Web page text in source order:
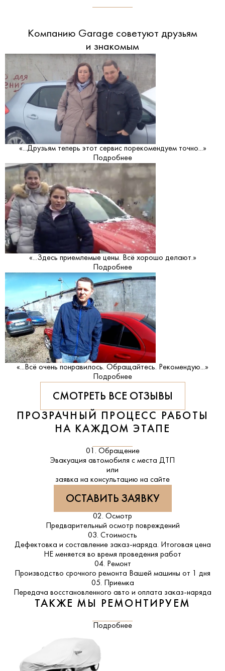
Компанию Garage советуют друзьям
и знакомым
«...Друзьям теперь этот сервис порекомендуем точно...»
Подробнее
«...Здесь приемлемые цены. Всё хорошо делают.»
Подробнее
«...Всё очень понравилось. Обращайтесь. Рекомендую...»
Подробнее
СМОТРЕТЬ ВСЕ ОТЗЫВЫ
ПРОЗРАЧНЫЙ ПРОЦЕСС РАБОТЫ
НА КАЖДОМ ЭТАПЕ
01. Обращение
Эвакуация автомобиля с места ДТП
или
заявка на консультацию на сайте
ОСТАВИТЬ ЗАЯВКУ
02. Осмотр
Предварительный осмотр повреждений
03. Стоимость
Дефектовка и составление заказ-наряда. Итоговая цена
НЕ меняется во время проведения работ
04. Ремонт
Производство срочного ремонта Вашей машины от 1 дня
05. Приемка
Передача восстановленного авто и оплата заказ-наряда
ТАКЖЕ МЫ РЕМОНТИРУЕМ
Подробнее